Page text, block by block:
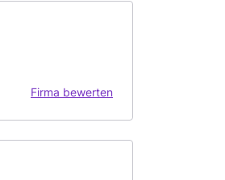
Firma bewerten